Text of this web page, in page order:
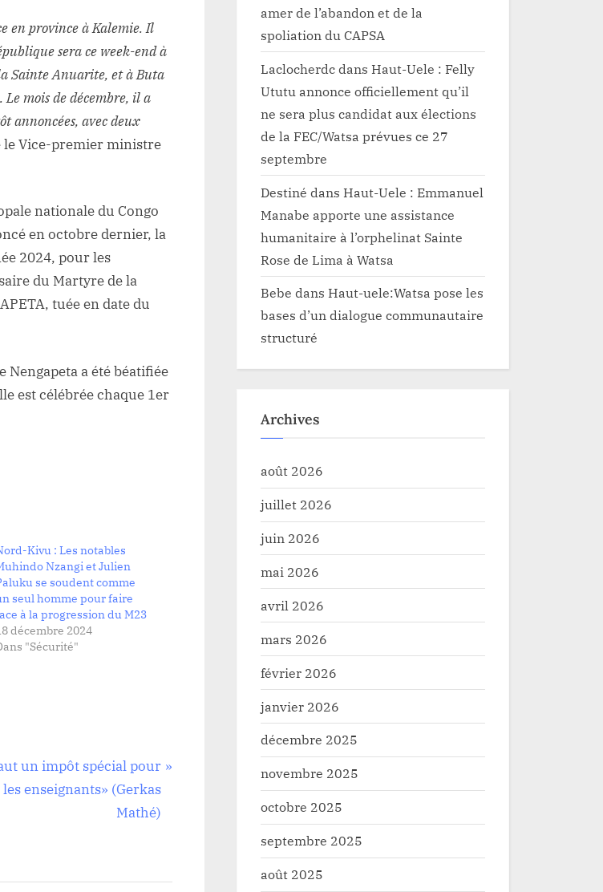
en province à Kalemie. Il
sera ce week-end à
Sainte Anuarite, et à Buta
mois de décembre, il a
annoncées, avec deux
le Vice-premier ministre
nationale du Congo
en octobre dernier, la
2024, pour les
du Martyre de la
tuée en date du
a été béatifiée
est célébrée chaque 1er
Kivu : Les notables
Nzangi et Julien
se soudent comme
seul homme pour faire
à la progression du M23
décembre 2024
"Sécurité"
un impôt spécial pour
enseignants» (Gerkas
Mathé)
amer de l’abandon et de la
spoliation du CAPSA
Laclocherdcdans Haut-Uele : Felly
Ututu annonce officiellement qu’il
ne sera plus candidat aux élections
de la FEC/Watsa prévues ce 27
septembre
Destiné dans Haut-Uele : Emmanuel
Manabe apporte une assistance
humanitaire à l’orphelinat Sainte
Rose de Lima à Watsa
Bebe dans Haut-uele:Watsa pose les
bases d’un dialogue communautaire
structuré
Archives
août 2026
juillet 2026
juin 2026
mai 2026
avril 2026
mars 2026
février 2026
janvier 2026
décembre 2025
novembre 2025
octobre 2025
septembre 2025
août 2025